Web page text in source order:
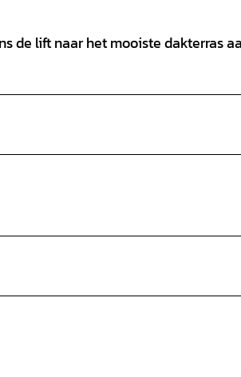
de lift naar het mooiste dakterras